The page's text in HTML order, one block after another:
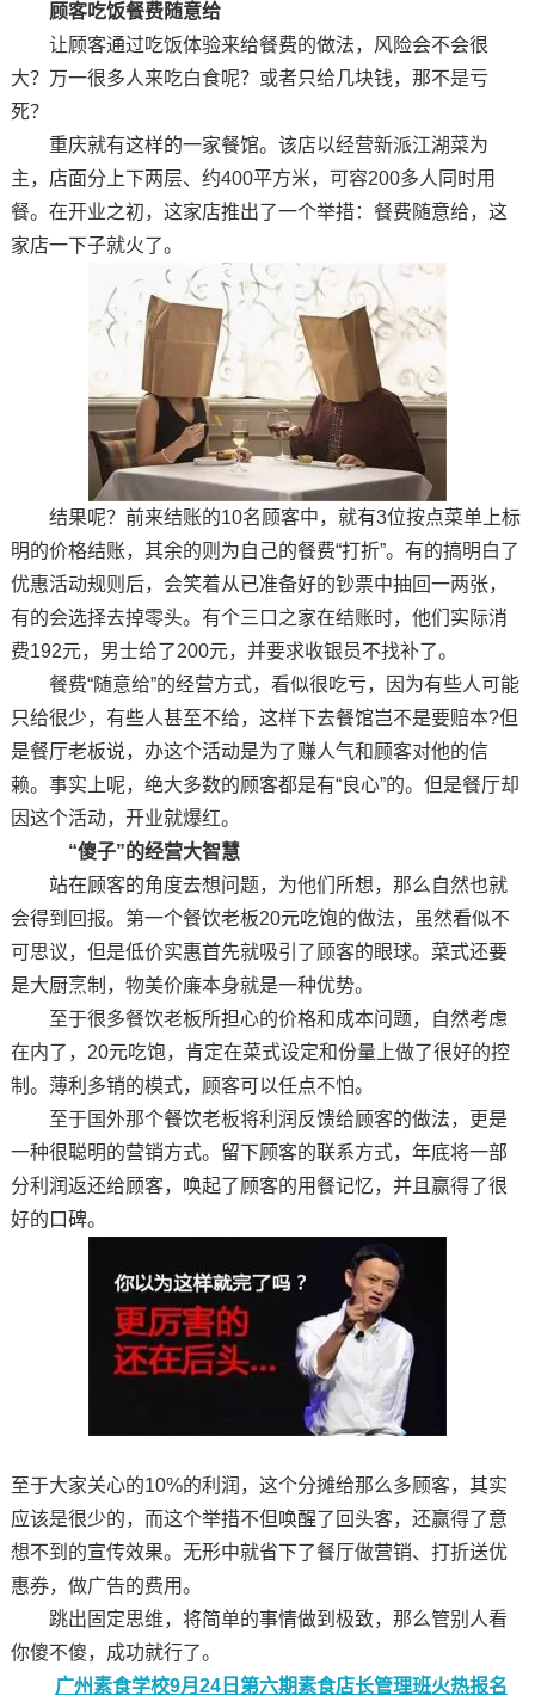
顾客吃饭餐费随意给
让顾客通过吃饭体验来给餐费的做法，风险会不会很
大？万一很多人来吃白食呢？或者只给几块钱，那不是亏
死？
重庆就有这样的一家餐馆。该店以经营新派江湖菜为
主，店面分上下两层、约400平方米，可容200多人同时用
餐。在开业之初，这家店推出了一个举措：餐费随意给，这
家店一下子就火了。
结果呢？前来结账的10名顾客中，就有3位按点菜单上标
明的价格结账，其余的则为自己的餐费“打折”。有的搞明白了
优惠活动规则后，会笑着从已准备好的钞票中抽回一两张，
有的会选择去掉零头。有个三口之家在结账时，他们实际消
费192元，男士给了200元，并要求收银员不找补了。
餐费“随意给”的经营方式，看似很吃亏，因为有些人可能
只给很少，有些人甚至不给，这样下去餐馆岂不是要赔本?但
是餐厅老板说，办这个活动是为了赚人气和顾客对他的信
赖。事实上呢，绝大多数的顾客都是有“良心”的。但是餐厅却
因这个活动，开业就爆红。
“傻子”的经营大智慧
站在顾客的角度去想问题，为他们所想，那么自然也就
会得到回报。第一个餐饮老板20元吃饱的做法，虽然看似不
可思议，但是低价实惠首先就吸引了顾客的眼球。菜式还要
是大厨烹制，物美价廉本身就是一种优势。
至于很多餐饮老板所担心的价格和成本问题，自然考虑
在内了，20元吃饱，肯定在菜式设定和份量上做了很好的控
制。薄利多销的模式，顾客可以任点不怕。
至于国外那个餐饮老板将利润反馈给顾客的做法，更是
一种很聪明的营销方式。留下顾客的联系方式，年底将一部
分利润返还给顾客，唤起了顾客的用餐记忆，并且赢得了很
好的口碑。
至于大家关心的10%的利润，这个分摊给那么多顾客，其实
应该是很少的，而这个举措不但唤醒了回头客，还赢得了意
想不到的宣传效果。无形中就省下了餐厅做营销、打折送优
惠券，做广告的费用。
跳出固定思维，将简单的事情做到极致，那么管别人看
你傻不傻，成功就行了。
广州素食学校9月24日第六期素食店长管理班火热报名